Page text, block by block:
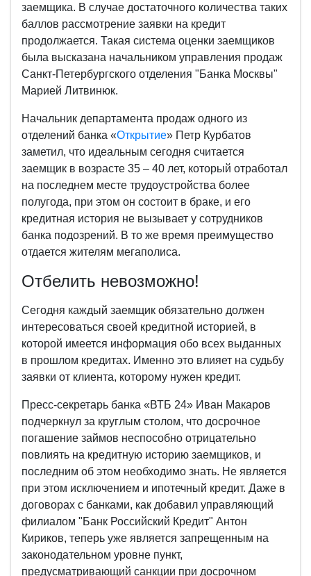
заемщика. В случае достаточного количества таких
баллов рассмотрение заявки на кредит
продолжается. Такая система оценки заемщиков
была высказана начальником управления продаж
Санкт-Петербургского отделения "Банка Москвы"
Марией Литвинюк.
Начальник департамента продаж одного из
отделений банка «Открытие» Петр Курбатов
заметил, что идеальным сегодня считается
заемщик в возрасте 35 – 40 лет, который отработал
на последнем месте трудоустройства более
полугода, при этом он состоит в браке, и его
кредитная история не вызывает у сотрудников
банка подозрений. В то же время преимущество
отдается жителям мегаполиса.
Отбелить невозможно!
Сегодня каждый заемщик обязательно должен
интересоваться своей кредитной историей, в
которой имеется информация обо всех выданных
в прошлом кредитах. Именно это влияет на судьбу
заявки от клиента, которому нужен кредит.
Пресс-секретарь банка «ВТБ 24» Иван Макаров
подчеркнул за круглым столом, что досрочное
погашение займов неспособно отрицательно
повлиять на кредитную историю заемщиков, и
последним об этом необходимо знать. Не является
при этом исключением и ипотечный кредит. Даже в
договорах с банками, как добавил управляющий
филиалом "Банк Российский Кредит" Антон
Кириков, теперь уже является запрещенным на
законодательном уровне пункт,
предусматривающий санкции при досрочном